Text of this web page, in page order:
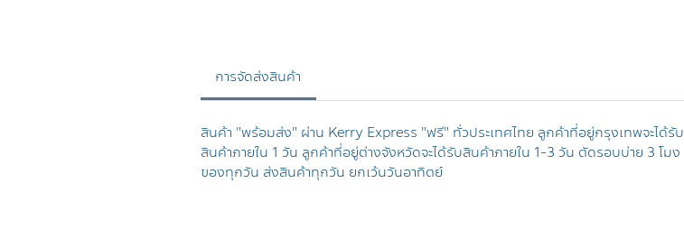
การจัดส่งสินค้า
สินค้า "พร้อมส่ง" ผ่าน Kerry Express "ฟรี" ทั่วประเทศไทย ลูกค้าที่อยู่กรุงเทพจะได้รับ
สินค้าภายใน 1 วัน ลูกค้าที่อยู่ต่างจังหวัดจะได้รับสินค้าภายใน 1-3 วัน ตัดรอบบ่าย 3 โมง
ของทุกวัน ส่งสินค้าทุกวัน ยกเว้นวันอาทิตย์